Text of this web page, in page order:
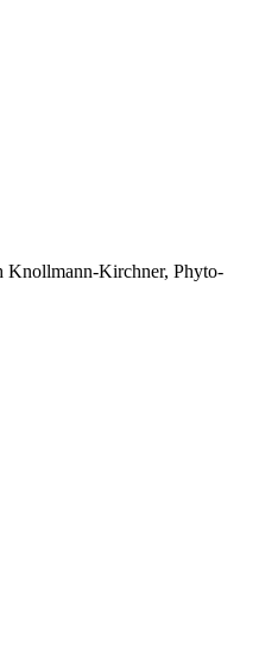
Knollmann-Kirchner, Phyto-